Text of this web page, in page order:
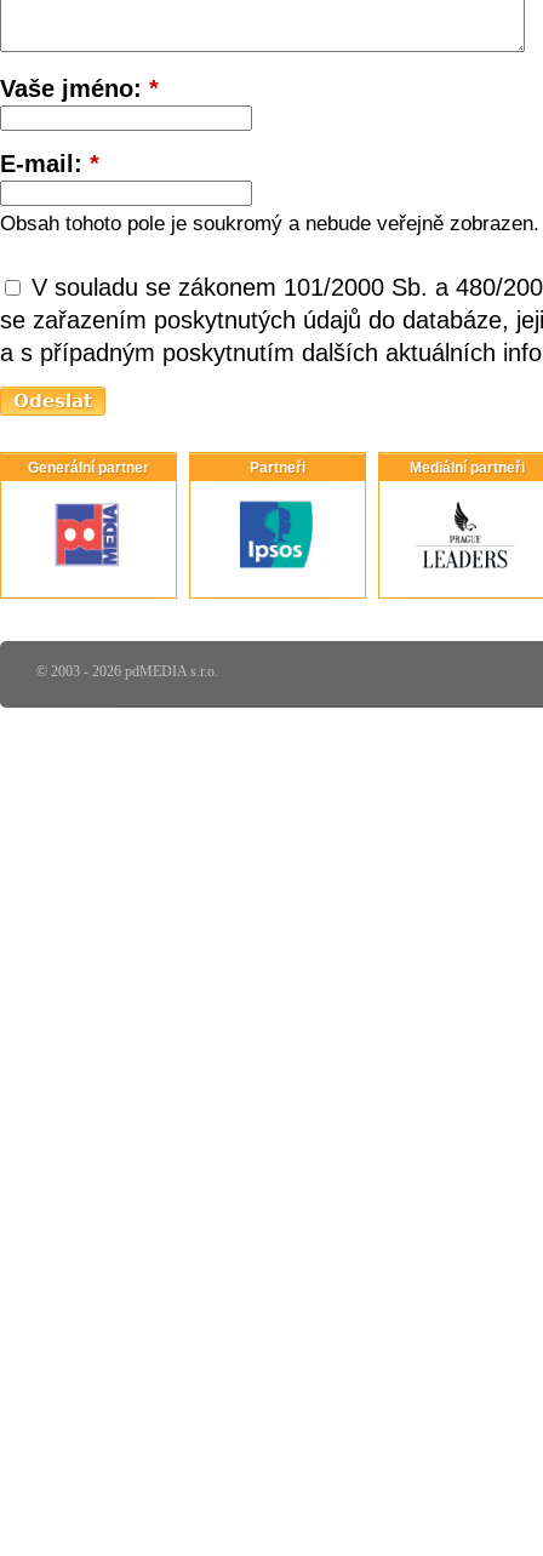
Vaše jméno: *
E-mail: *
Obsah tohoto pole je soukromý a nebude veřejně zobrazen.
V souladu se zákonem 101/2000 Sb. a 480/
se zařazením poskytnutých údajů do databáze,
a s případným poskytnutím dalších aktuálních
Generální partner Partneři Mediální partneři
© 2003 - 2026 pdMEDIA s.r.o.